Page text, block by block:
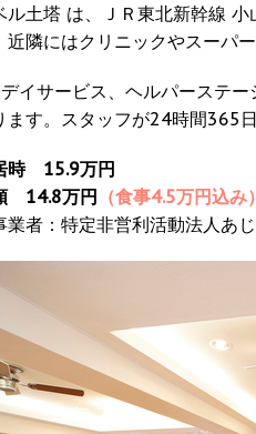
ル土塔 は、ＪＲ東北新幹線
近隣にはクリニックやスーパ
イサービス、ヘルパーステ
ます。スタッフが24時間365
時 15.9万円
14.8万円
（食事4.5万円込み）
業者：特定非営利活動法人あ